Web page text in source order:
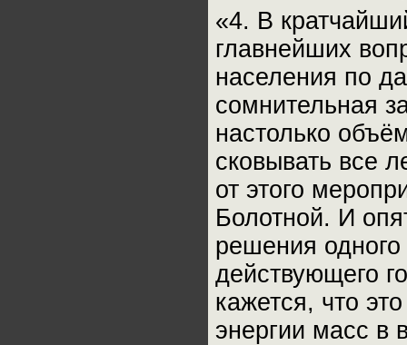
«4. В
главнейших
населения по
сомнительная
настолько
сковывать все
от этого
Болотной. И
решения одного
действующего
кажется, что
энергии масс в